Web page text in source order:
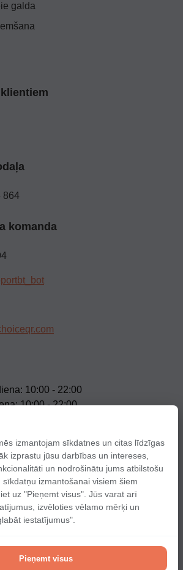
galda
864
komanda
10:00 - 22:00
10:00 - 22:00
use of choice application for partners
Cookies policy
izmantojam sīkdatnes un citas līdzīgas
izprastu jūsu darbības un intereses,
un nodrošinātu jums atbilstošu
izmantošanai visiem šiem
uz "Pieņemt visus". Jūs varat arī
izvēloties vēlamo mērķi un
iestatījumus".
Pieņemt visus